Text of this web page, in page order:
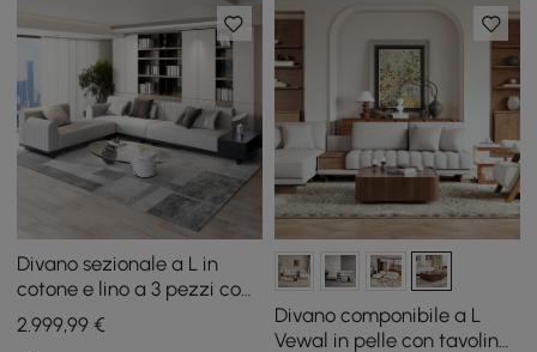
Divano sezionale a L in
cotone e lino a 3 pezzi con
vano portaoggetti laterale
aperto
2.999,99 €
Divano componibile a L
Vewal in pelle con tavolino